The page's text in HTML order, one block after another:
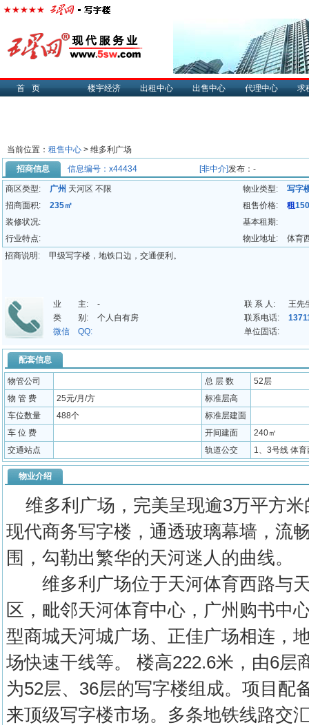
首页 楼宇经济 出租中心 出售中心 代理中心 求
当前位置： 租售中心 > 维多利广场
招商信息
信息编号：x44434 [非中介]发布：-
商区类型: 广州 天河区 不限 物业类型:
写字
招商面积:
235㎡ 租售价格: 租
装修状况:
基本租期:
行业特点:
物业地址:
体育
招商说明:
甲级写字楼，地铁口边，交通便利。
业 主: - 联 系 人:
王先
类 别:
个人自有房 联系电话:
微信 QQ:
单位固话:
配套信息
物管公司 总 层 数
52层
物 管 费
25元/月/方
标准层高
车位数量
488个
标准层建面
车 位 费
开间建面
240㎡
交通站点
轨道公交 1、3号线 体
物业介绍
维多利广场，完美呈现逾3万平方
现代商务写字楼，通透玻璃幕墙，流
围，勾勒出繁华的天河迷人的曲线。
维多利广场位于天河体育西路与天
区，毗邻天河体育中心，广州购书中
型商城天河城广场、正佳广场相连，
场快速干线等。 楼高222.6米，由6层
为52层、36层的写字楼组成。项目配
来顶级写字楼市场。多条地铁线路交